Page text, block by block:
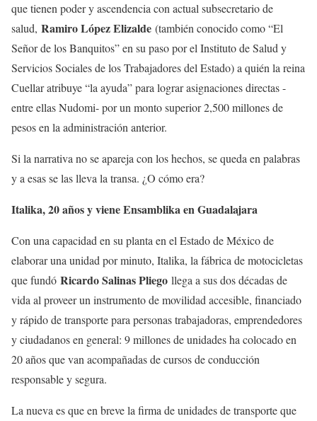
que tienen poder y ascendencia con actual subsecretario de
salud, Ramiro López Elizalde (también conocido como “El
Señor de los Banquitos” en su paso por el Instituto de Salud y
Servicios Sociales de los Trabajadores del Estado) a quién la reina
Cuellar atribuye “la ayuda” para lograr asignaciones directas -
entre ellas Nudomi- por un monto superior 2,500 millones de
pesos en la administración anterior.
Si la narrativa no se apareja con los hechos, se queda en palabras
y a esas se las lleva la transa. ¿O cómo era?
Italika, 20 años y viene Ensamblika en Guadalajara
Con una capacidad en su planta en el Estado de México de
elaborar una unidad por minuto, Italika, la fábrica de motocicletas
que fundó Ricardo Salinas Pliego llega a sus dos décadas de
vida al proveer un instrumento de movilidad accesible, financiado
y rápido de transporte para personas trabajadoras, emprendedores
y ciudadanos en general: 9 millones de unidades ha colocado en
20 años que van acompañadas de cursos de conducción
responsable y segura.
La nueva es que en breve la firma de unidades de transporte que